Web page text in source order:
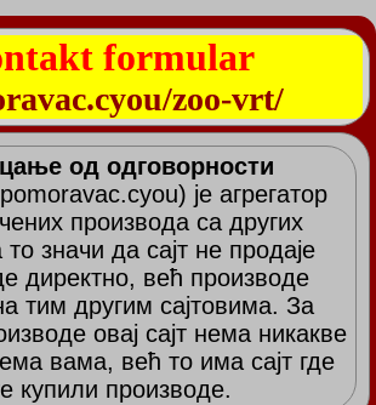
formular
zoo-vrt/
од одговорности
је агрегатор
производа са других
то значи да сајт не продаје
директно, већ производе
тим другим сајтовима. За
овај сајт нема никакве
вама, већ то има сајт где
купили производе.